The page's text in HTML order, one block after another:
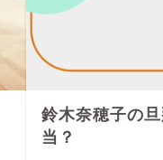
鈴木奈穂子の
当？